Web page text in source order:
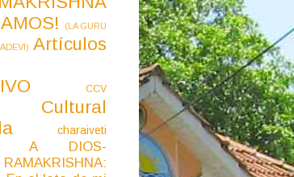
(LA GURU
Artículos
CCV
charaiveti
A DIOS-